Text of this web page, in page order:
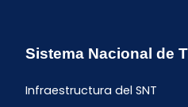
Sistema Nacional de
Infraestructura del SNT